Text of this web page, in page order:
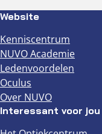
Website
Kenniscentrum
NUVO Academie
Ledenvoordelen
Oculus
Over NUVO
Interessant voor jou